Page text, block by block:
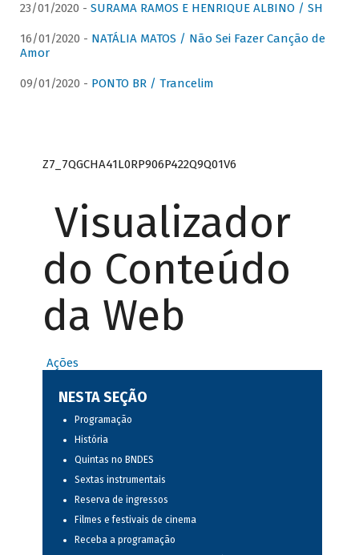
23/01/2020 - SURAMA RAMOS E HENRIQUE ALBINO / SH
16/01/2020 - NATÁLIA MATOS / Não Sei Fazer Canção de
Amor
09/01/2020 - PONTO BR / Trancelim
Z7_7QGCHA41L0RP906P422Q9Q01V6
Visualizador
do Conteúdo
da Web
Ações
NESTA SEÇÃO
Programação
História
Quintas no BNDES
Sextas instrumentais
Reserva de ingressos
Filmes e festivais de cinema
Receba a programação